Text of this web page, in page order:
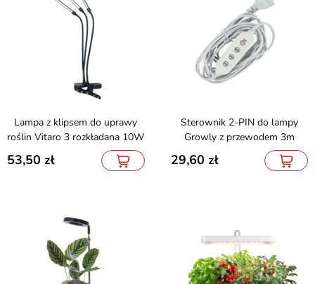
Lampa z klipsem do uprawy
roślin Vitaro 3 rozkładana 10W
53,50
Sterownik 2-PIN do lampy
Growly z przewodem 3m
29,60